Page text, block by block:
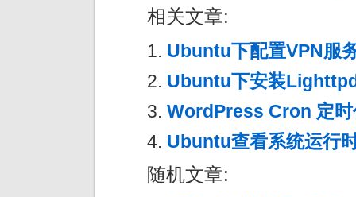
相关文章:
Ubuntu下配置VPN服
Ubuntu下安装
WordPress Cron 定时
Ubuntu查看系统运行
随机文章: